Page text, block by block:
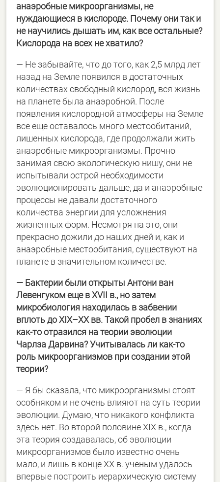
анаэробные микроорганизмы, не
нуждающиеся в кислороде. Почему они так и
не научились дышать им, как все остальные?
Кислорода на всех не хватило?
― Не забывайте, что до того, как 2,5 млрд лет
назад на Земле появился в достаточных
количествах свободный кислород, вся жизнь
на планете была анаэробной. После
появления кислородной атмосферы на Земле
все еще оставалось много местообитаний,
лишенных кислорода, где продолжали жить
анаэробные микроорганизмы. Прочно
занимая свою экологическую нишу, они не
испытывали острой необходимости
эволюционировать дальше, да и анаэробные
процессы не давали достаточного
количества энергии для усложнения
жизненных форм. Несмотря на это, они
прекрасно дожили до наших дней и, как и
анаэробные местообитания, существуют на
планете в значительном количестве.
― Бактерии были открыты Антони ван
Левенгуком еще в XVII в., но затем
микробиология находилась в забвении
вплоть до XIX–XX вв. Такой пробел в знаниях
как-то отразился на теории эволюции
Чарлза Дарвина? Учитывалась ли как-то
роль микроорганизмов при создании этой
теории?
― Я бы сказала, что микроорганизмы стоят
особняком и не очень влияют на суть теории
эволюции. Думаю, что никакого конфликта
здесь нет. Во второй половине XIX в., когда
эта теория создавалась, об эволюции
микроорганизмов было известно очень
мало, и лишь в конце XX в. ученым удалось
впервые построить иерархическую систему